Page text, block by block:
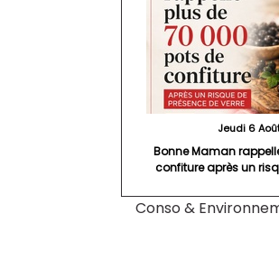
Jeudi 6
Bonne Maman
confiture après un
Conso &